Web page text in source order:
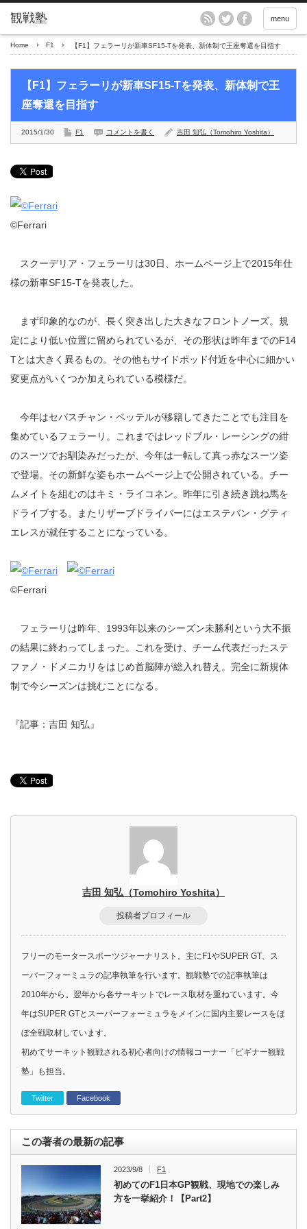
menu
Home F1 【F1】フェラーリが新車SF15-Tを発表、新体制で王座奪還を目指す
【F1】フェラーリが新車SF15-Tを発表、新体制で王
座奪還を目指す
2015/1/30 F1 コメントを書く 吉田 知弘（Tomohiro Yoshita）
©Ferrari
スクーデリア・フェラーリは30日、ホームページ上で2015年仕
様の新車SF15-Tを発表した。
まず印象的なのが、長く突き出した大きなフロントノーズ。規
定により低い位置に留められているが、その形状は昨年までのF14
Tとは大きく異るもの。その他もサイドポッド付近を中心に細かい
変更点がいくつか加えられている模様だ。
今年はセバスチャン・ベッテルが移籍してきたことでも注目を
集めているフェラーリ。これまではレッドブル・レーシングの紺
のスーツでお馴染みだったが、今年は一転して真っ赤なスーツ姿
で登場。その新鮮な姿もホームページ上で公開されている。チー
ムメイトを組むのはキミ・ライコネン。昨年に引き続き跳ね馬を
ドライブする。またリザーブドライバーにはエステバン・グティ
エレスが就任することになっている。
©Ferrari
フェラーリは昨年、1993年以来のシーズン未勝利という大不振
の結果に終わってしまった。これを受け、チーム代表だったステ
ファノ・ドメニカリをはじめ首脳陣が総入れ替え。完全に新規体
制で今シーズンは挑むことになる。
『記事：吉田 知弘』
吉田 知弘（Tomohiro Yoshita）
投稿者プロフィール
フリーのモータースポーツジャーナリスト。主にF1やSUPER GT、ス
ーパーフォーミュラの記事執筆を行います。観戦塾での記事執筆は
2010年から。翌年から各サーキットでレース取材を重ねています。今
年はSUPER GTとスーパーフォーミュラをメインに国内主要レースをほ
ぼ全戦取材しています。
初めてサーキット観戦される初心者向けの情報コーナー「ビギナー観戦
塾」も担当。
Twitter Facebook
この著者の最新の記事
2023/9/8 F1
初めてのF1日本GP観戦、現地での楽しみ
方を一挙紹介！【Part2】